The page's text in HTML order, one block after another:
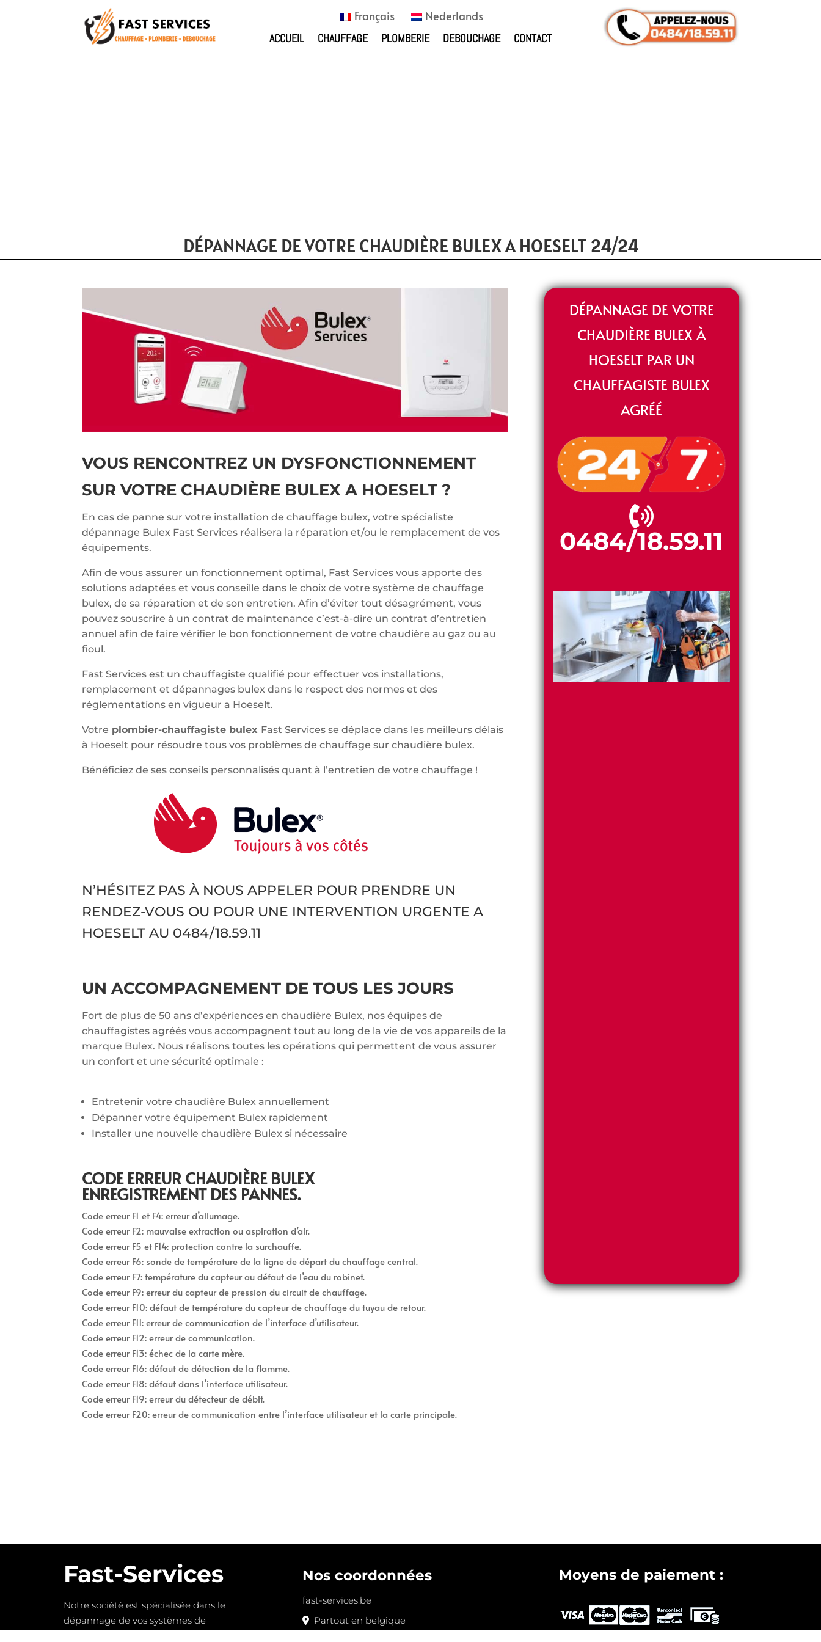
Français Nederlands
ACCUEIL CHAUFFAGE PLOMBERIE DEBOUCHAGE CONTACT
DÉPANNAGE DE VOTRE CHAUDIÈRE BULEX A HOESELT 24/24
VOUS RENCONTREZ UN DYSFONCTIONNEMENT
SUR VOTRE CHAUDIÈRE BULEX A HOESELT ?
En cas de panne sur votre installation de chauffage bulex, votre spécialiste
dépannage Bulex Fast Services réalisera la réparation et/ou le remplacement de vos
équipements.
Afin de vous assurer un fonctionnement optimal, Fast Services vous apporte des
solutions adaptées et vous conseille dans le choix de votre système de chauffage
bulex, de sa réparation et de son entretien. Afin d’éviter tout désagrément, vous
pouvez souscrire à un contrat de maintenance c’est-à-dire un contrat d’entretien
annuel afin de faire vérifier le bon fonctionnement de votre chaudière au gaz ou au
fioul.
Fast Services est un chauffagiste qualifié pour effectuer vos installations,
remplacement et dépannages bulex dans le respect des normes et des
réglementations en vigueur a Hoeselt.
Votre plombier-chauffagiste bulex Fast Services se déplace dans les meilleurs délais
à Hoeselt pour résoudre tous vos problèmes de chauffage sur chaudière bulex.
Bénéficiez de ses conseils personnalisés quant à l’entretien de votre chauffage !
N’HÉSITEZ PAS À NOUS APPELER POUR PRENDRE UN
RENDEZ-VOUS OU POUR UNE INTERVENTION URGENTE A
HOESELT AU 0484/18.59.11
UN ACCOMPAGNEMENT DE TOUS LES JOURS
Fort de plus de 50 ans d’expériences en chaudière Bulex, nos équipes de
chauffagistes agréés vous accompagnent tout au long de la vie de vos appareils de la
marque Bulex. Nous réalisons toutes les opérations qui permettent de vous assurer
un confort et une sécurité optimale :
Entretenir votre chaudière Bulex annuellement
Dépanner votre équipement Bulex rapidement
Installer une nouvelle chaudière Bulex si nécessaire
CODE ERREUR CHAUDIÈRE BULEX
ENREGISTREMENT DES PANNES.
Code erreur F1 et F4: erreur d’allumage.
Code erreur F2: mauvaise extraction ou aspiration d’air.
Code erreur F5 et F14: protection contre la surchauffe.
Code erreur F6: sonde de température de la ligne de départ du chauffage central.
Code erreur F7: température du capteur au défaut de l’eau du robinet.
Code erreur F9: erreur du capteur de pression du circuit de chauffage.
Code erreur F10: défaut de température du capteur de chauffage du tuyau de retour.
Code erreur F11: erreur de communication de l’interface d’utilisateur.
Code erreur F12: erreur de communication.
Code erreur F13: échec de la carte mère.
Code erreur F16: défaut de détection de la flamme.
Code erreur F18: défaut dans l’interface utilisateur.
Code erreur F19: erreur du détecteur de débit.
Code erreur F20: erreur de communication entre l’interface utilisateur et la carte principale.
DÉPANNAGE DE VOTRE
CHAUDIÈRE BULEX À
HOESELT PAR UN
CHAUFFAGISTE BULEX
AGRÉÉ
0484/18.59.11
Fast-Services
Notre société est spécialisée dans le
dépannage de vos systèmes de
Nos coordonnées
fast-services.be
Partout en belgique
Moyens de paiement :